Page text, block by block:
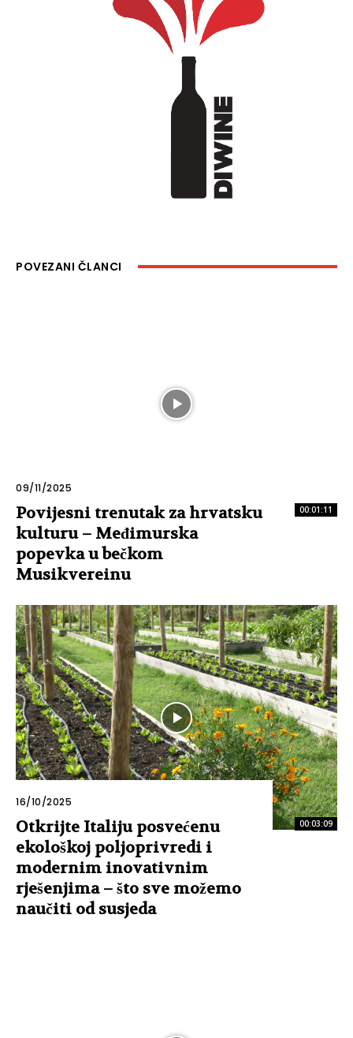
POVEZANI ČLANCI
00:01:11
09/11/2025
Povijesni trenutak za hrvatsku
kulturu – Međimurska
popevka u bečkom
Musikvereinu
00:03:09
16/10/2025
Otkrijte Italiju posvećenu
ekološkoj poljoprivredi i
modernim inovativnim
rješenjima – što sve možemo
naučiti od susjeda